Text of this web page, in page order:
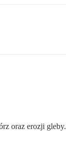
oraz erozji gleby.